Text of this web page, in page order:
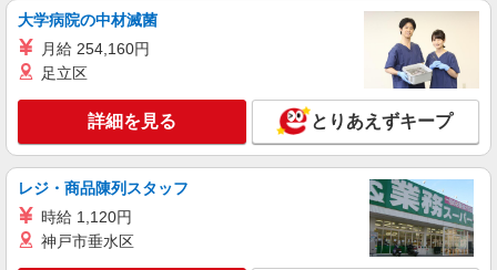
大学病院の中材滅菌
月給 254,160円
足立区
詳細を見る とりあえずキープ
レジ・商品陳列スタッフ
時給 1,120円
神戸市垂水区